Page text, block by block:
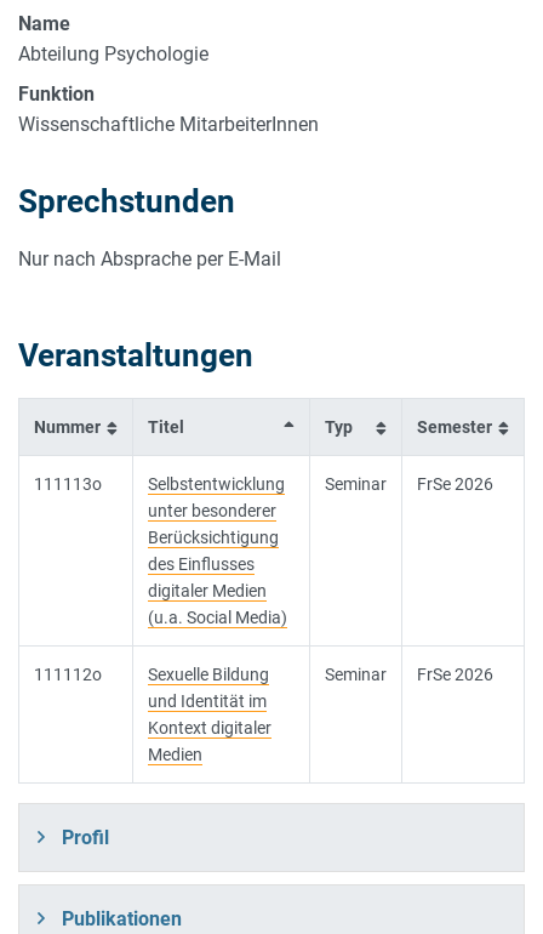
Name
Abteilung Psychologie
Funktion
Wissenschaftliche MitarbeiterInnen
Sprechstunden
Nur nach Absprache per E-Mail
Veranstaltungen
Nummer Titel Typ Semester
111113o
Selbstentwicklung
unter besonderer
Berücksichtigung
des Einflusses
digitaler Medien
(u.a. Social Media)
Seminar FrSe 2026
111112o
Sexuelle Bildung
und Identität im
Kontext digitaler
Medien
Seminar FrSe 2026
Profil
Publikationen